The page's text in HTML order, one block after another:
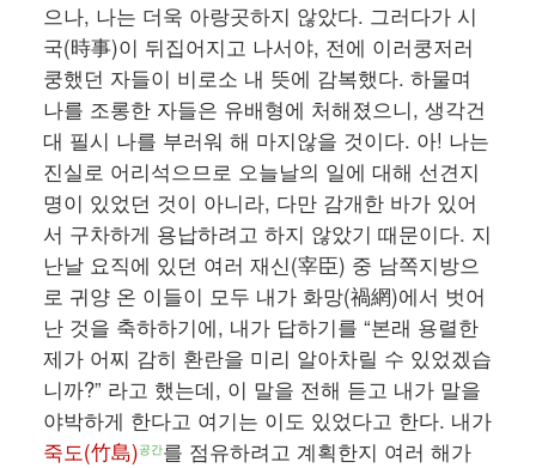
으나, 나는 더욱 아랑곳하지 않았다. 그러다가 시
국(時事)이 뒤집어지고 나서야, 전에 이러쿵저러
쿵했던 자들이 비로소 내 뜻에 감복했다. 하물며
나를 조롱한 자들은 유배형에 처해졌으니, 생각건
대 필시 나를 부러워 해 마지않을 것이다. 아! 나는
진실로 어리석으므로 오늘날의 일에 대해 선견지
명이 있었던 것이 아니라, 다만 감개한 바가 있어
서 구차하게 용납하려고 하지 않았기 때문이다. 지
난날 요직에 있던 여러 재신(宰臣) 중 남쪽지방으
로 귀양 온 이들이 모두 내가 화망(禍網)에서 벗어
난 것을 축하하기에, 내가 답하기를 “본래 용렬한
제가 어찌 감히 환란을 미리 알아차릴 수 있었겠습
니까?” 라고 했는데, 이 말을 전해 듣고 내가 말을
야박하게 한다고 여기는 이도 있었다고 한다. 내가
죽도(竹島)공간를 점유하려고 계획한지 여러 해가